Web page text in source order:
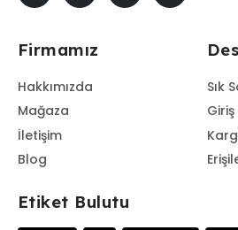
Firmamız
Hakkımızda
Mağaza
İletişim
Blog
Sık
Etiket Bulutu